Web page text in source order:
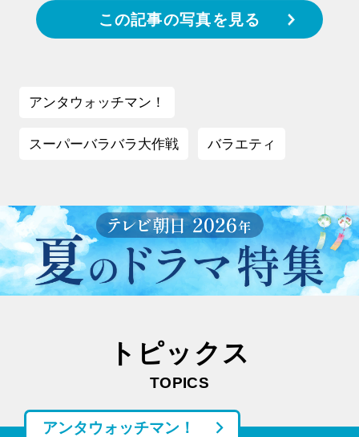
この記事の写真を見る
アンタウォッチマン！
スーパーバラバラ大作戦 バラエティ
トピックス
TOPICS
アンタウォッチマン！